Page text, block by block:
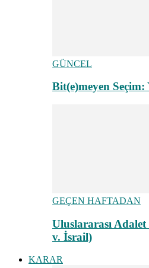
GÜNCEL
Bit(e)meyen Seçim:
GEÇEN HAFTADAN
Uluslararası
v. İsrail)
KARAR